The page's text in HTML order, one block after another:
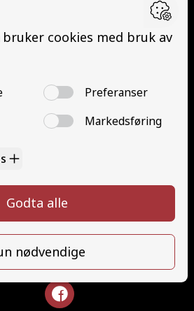
(D1E)
(EYDG)
(EYDP)
32824340
post@teamhonefoss.no
Følg oss